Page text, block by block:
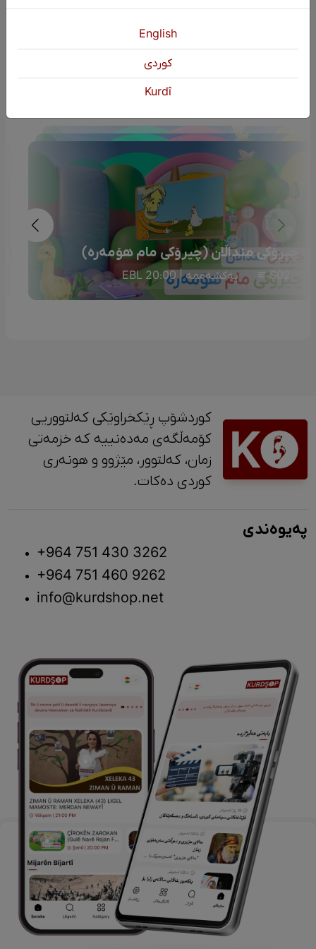
دوایین بەرنامە
چیرۆکی منداڵان (چیرۆکی مام هۆمەرە)
S02 یەکشەممە | 20:00 EBL
کوردشۆپ ڕێکخراوێکی کەلتووریی
کۆمەڵگەی مەدەنییە کە خزمەتی
زمان، کەلتوور، مێژوو و ‎هونەری
کوردی دەکات.
پەیوەندی
+964 751 430 3262
+964 751 460 9262
info@kurdshop.net
English
كوردی
Kurdî